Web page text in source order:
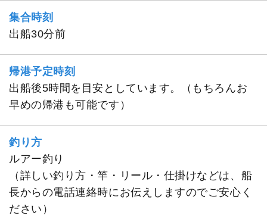
集合時刻
出船30分前
帰港予定時刻
出船後5時間を目安としています。（もちろんお
早めの帰港も可能です）
釣り方
ルアー釣り
（詳しい釣り方・竿・リール・仕掛けなどは、船
長からの電話連絡時にお伝えしますのでご安心く
ださい）